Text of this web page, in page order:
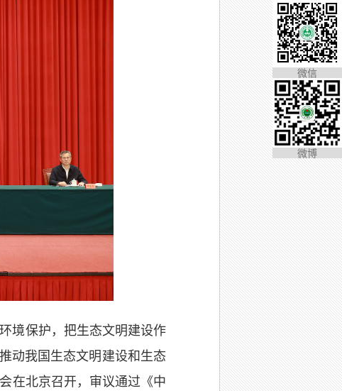
境保护，把生态文明建设作
动我国生态文明建设和生态
在北京召开，审议通过《中
微信
微博